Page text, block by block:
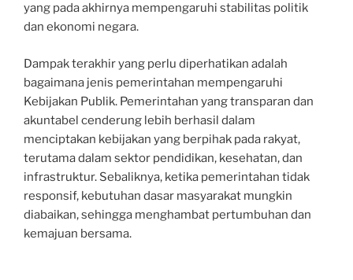
yang pada akhirnya mempengaruhi stabilitas politik
dan ekonomi negara.
Dampak terakhir yang perlu diperhatikan adalah
bagaimana jenis pemerintahan mempengaruhi
Kebijakan Publik. Pemerintahan yang transparan dan
akuntabel cenderung lebih berhasil dalam
menciptakan kebijakan yang berpihak pada rakyat,
terutama dalam sektor pendidikan, kesehatan, dan
infrastruktur. Sebaliknya, ketika pemerintahan tidak
responsif, kebutuhan dasar masyarakat mungkin
diabaikan, sehingga menghambat pertumbuhan dan
kemajuan bersama.